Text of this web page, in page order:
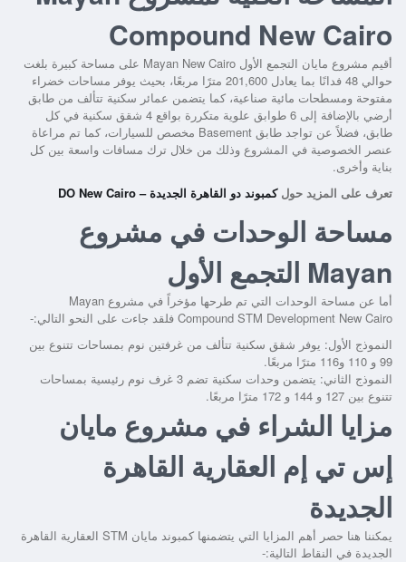
Compound New Cairo
أقيم مشروع مايان التجمع الأول Mayan New Cairo على مساحة كبيرة بلغت
حوالي 48 فدانًا بما يعادل 201,600 مترًا مربعًا، بحيث يوفر مساحات خضراء
مفتوحة ومسطحات مائية صناعية، كما يتضمن عمائر سكنية تتألف من طابق
أرضي بالإضافة إلى 6 طوابق علوية متكررة بواقع 4 شقق سكنية في كل
طابق، فضلاً عن تواجد طابق Basement مخصص للسيارات، كما تم مراعاة
عنصر الخصوصية في المشروع وذلك من خلال ترك مسافات واسعة بين كل
بناية وأخرى.
تعرف على المزيد حول كمبوند دو القاهرة الجديدة – DO New Cairo
مساحة الوحدات في مشروع
Mayan التجمع الأول
أما عن مساحة الوحدات التي تم طرحها مؤخراً في مشروع Mayan
Compound STM Development New Cairo فلقد جاءت على النحو التالي:-
النموذج الأول: يوفر شقق سكنية تتألف من غرفتين نوم بمساحات تتنوع بين
99 و 110 و116 مترًا مربعًا.
النموذج الثاني: يتضمن وحدات سكنية تضم 3 غرف نوم رئيسية بمساحات
تتنوع بين 127 و 144 و 172 مترًا مربعًا.
مزايا الشراء في مشروع مايان
إس تي إم العقارية القاهرة
الجديدة
يمكننا هنا حصر أهم المزايا التي يتضمنها كمبوند مايان STM العقارية القاهرة
الجديدة في النقاط التالية:-